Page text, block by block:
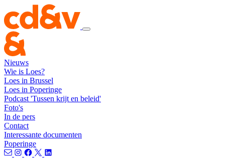
Nieuws
Wie is Loes?
Loes in Brussel
Loes in Poperinge
Podcast 'Tussen krijt en beleid'
Foto's
In de pers
Contact
Interessante documenten
Poperinge